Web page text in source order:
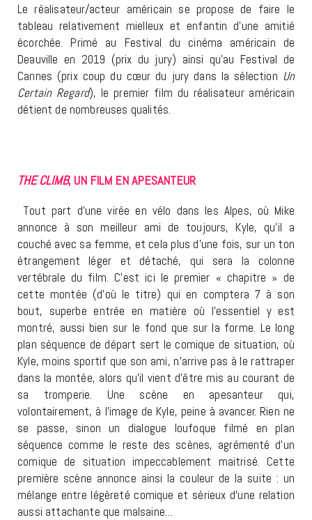
Le réalisateur/acteur américain se propose de faire le
tableau relativement mielleux et enfantin d’une amitié
écorchée. Primé au Festival du cinéma américain de
Deauville en 2019 (prix du jury) ainsi qu’au Festival de
Cannes (prix coup du cœur du jury dans la sélection Un
Certain Regard), le premier film du réalisateur américain
détient de nombreuses qualités.
THE CLIMB, UN FILM EN APESANTEUR
Tout part d’une virée en vélo dans les Alpes, où Mike
annonce à son meilleur ami de toujours, Kyle, qu’il a
couché avec sa femme, et cela plus d’une fois, sur un ton
étrangement léger et détaché, qui sera la colonne
vertébrale du film. C’est ici le premier « chapitre » de
cette montée (d’où le titre) qui en comptera 7 à son
bout, superbe entrée en matière où l’essentiel y est
montré, aussi bien sur le fond que sur la forme. Le long
plan séquence de départ sert le comique de situation, où
Kyle, moins sportif que son ami, n’arrive pas à le rattraper
dans la montée, alors qu’il vient d’être mis au courant de
sa tromperie. Une scène en apesanteur qui,
volontairement, à l’image de Kyle, peine à avancer. Rien ne
se passe, sinon un dialogue loufoque filmé en plan
séquence comme le reste des scènes, agrémenté d’un
comique de situation impeccablement maitrisé. Cette
première scène annonce ainsi la couleur de la suite : un
mélange entre légèreté comique et sérieux d’une relation
aussi attachante que malsaine…